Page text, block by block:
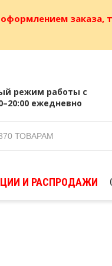
заказа,
режим работы с
ежедневно
И РАСПРОДАЖИ